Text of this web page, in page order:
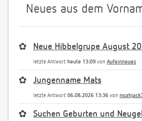
Neues aus dem
✿ Neue Hibbelgrupe August
letzte Antwort heute 13:09 von Aufeinneues
✿ Jungenname Mats
letzte Antwort 06.08.2026 13:36 von
✿
Suchen Geburten und